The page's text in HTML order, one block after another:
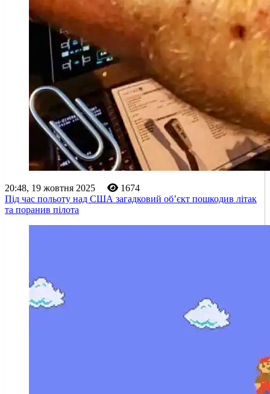
20:48, 19 жовтня 2025
1674
Під час польоту над США загадковий об’єкт пошкодив літак
та поранив пілота